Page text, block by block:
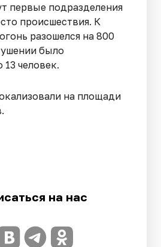
первые подразделения
происшествия. К
разошелся на 800
было
13 человек.
на площади
на нас